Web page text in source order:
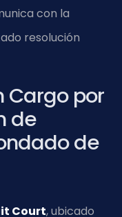
con la
resolución
Cargo por
de
de
Court, ubicado